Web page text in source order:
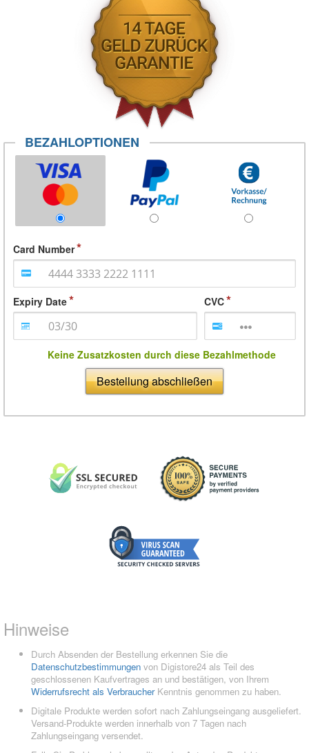
BEZAHLOPTIONEN
Card Number
Expiry Date CVC
Keine Zusatzkosten durch diese Bezahlmethode
Bestellung abschließen
Hinweise
Durch Absenden der Bestellung erkennen Sie die
Datenschutzbestimmungen von Digistore24 als Teil des
geschlossenen Kaufvertrages an und bestätigen, von Ihrem
Widerrufsrecht als VerbraucherKenntnis genommen zu haben.
Digitale Produkte werden sofort nach Zahlungseingang ausgeliefert.
Versand-Produkte werden innerhalb von 7 Tagen nach
Zahlungseingang versendet.